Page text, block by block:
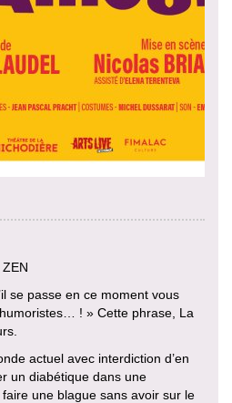
se passe en ce moment vous
! » Cette phrase, La
actuel avec interdiction d’en
un diabétique dans une
une blague sans avoir sur le